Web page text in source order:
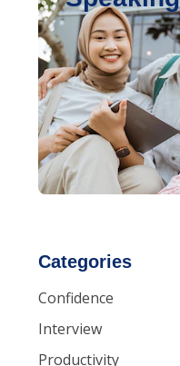
Categories
Confidence
Interview
Productivity